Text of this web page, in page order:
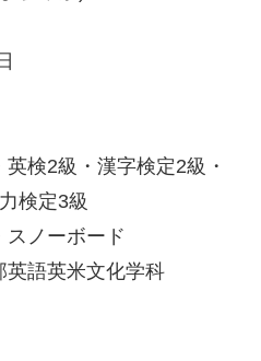
検2級・漢字検定2級・
検定3級
スノーボード
英語英米文化学科